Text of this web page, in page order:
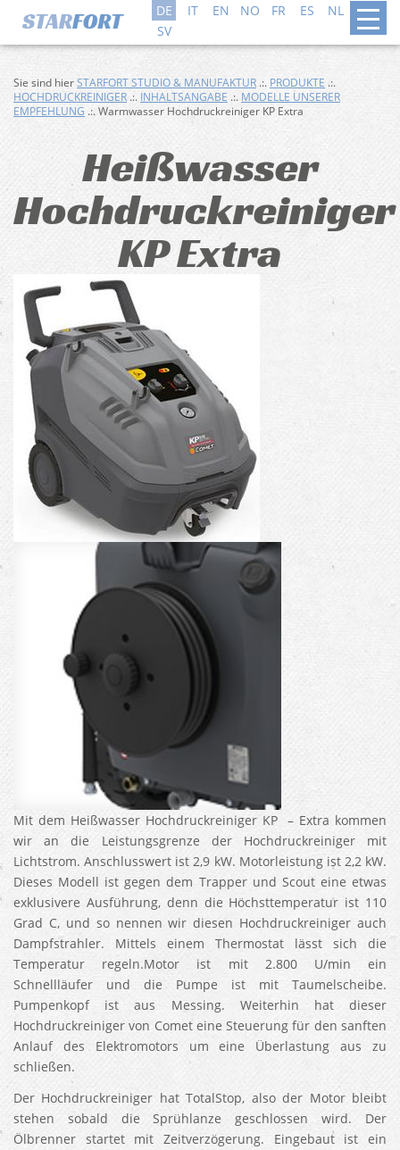
DE IT EN NO FR ES NL
DA
SV
Sie sind hierSTARFORT STUDIO & MANUFAKTUR .:. PRODUKTE .:.
HOCHDRUCKREINIGER .:. INHALTSANGABE .:. MODELLE UNSERER
EMPFEHLUNG .:. Warmwasser Hochdruckreiniger KP Extra
Heißwasser
Hochdruckreiniger
KP Extra
Mit dem Heißwasser Hochdruckreiniger KP – Extra kommen
wir an die Leistungsgrenze der Hochdruckreiniger mit
Lichtstrom. Anschlusswert ist 2,9 kW. Motorleistung ist 2,2 kW.
Dieses Modell ist gegen dem Trapper und Scout eine etwas
exklusivere Ausführung, denn die Höchsttemperatur ist 110
Grad C, und so nennen wir diesen Hochdruckreiniger auch
Dampfstrahler. Mittels einem Thermostat lässt sich die
Temperatur regeln.Motor ist mit 2.800 U/min ein
Schnellläufer und die Pumpe ist mit Taumelscheibe.
Pumpenkopf ist aus Messing. Weiterhin hat dieser
Hochdruckreiniger von Comet eine Steuerung für den sanften
Anlauf des Elektromotors um eine Überlastung aus zu
schließen.
Der Hochdruckreiniger hat TotalStop, also der Motor bleibt
stehen sobald die Sprühlanze geschlossen wird. Der
Ölbrenner startet mit Zeitverzögerung. Eingebaut ist ein